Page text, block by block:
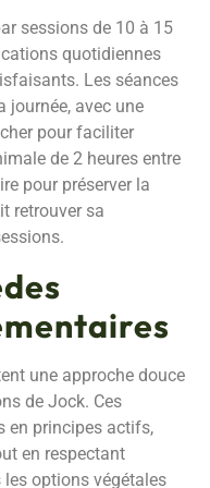
sessions de 10 à 15
quotidiennes
Les séances
journée, avec une
pour faciliter
de 2 heures entre
pour préserver la
retrouver sa
une approche douce
de Jock. Ces
en principes actifs,
en respectant
options végétales